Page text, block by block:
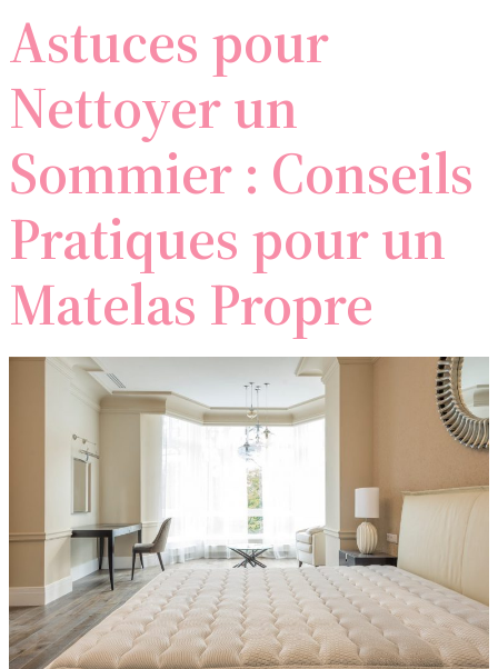
Astuces pour
Nettoyer un
Sommier : Conseils
Pratiques pour un
Matelas Propre